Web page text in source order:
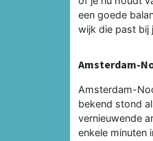
een goede
wijk die past bij
Amsterdam-
Amsterdam-
bekend stond
vernieuwende
enkele minuten